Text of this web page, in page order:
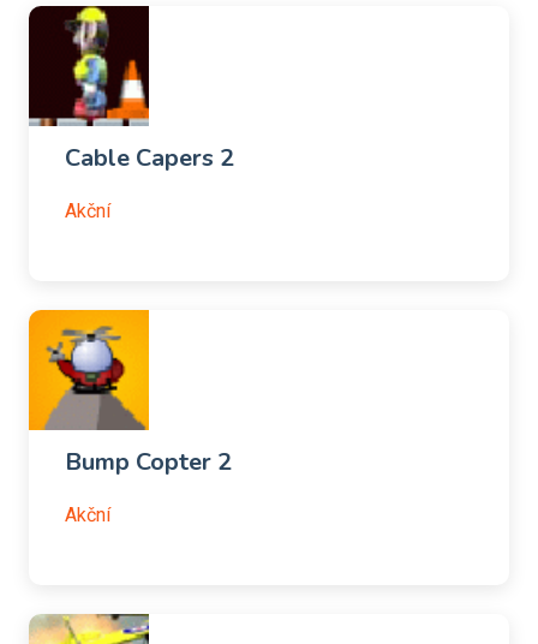
Cable Capers 2
Akční
Bump Copter 2
Akční